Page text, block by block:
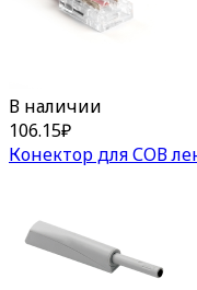
В наличии
106.15₽
Конектор для СОВ